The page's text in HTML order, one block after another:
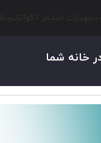
خانه شما